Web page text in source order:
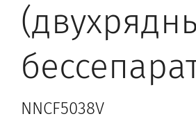
NNCF5038V